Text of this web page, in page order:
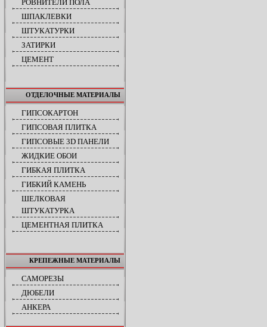
РОВНИТЕЛИ ПОЛА
ШПАКЛЕВКИ
ШТУКАТУРКИ
ЗАТИРКИ
ЦЕМЕНТ
ОТДЕЛОЧНЫЕ МАТЕРИАЛЫ
ГИПСОКАРТОН
ГИПСОВАЯ ПЛИТКА
ГИПСОВЫЕ 3D ПАНЕЛИ
ЖИДКИЕ ОБОИ
ГИБКАЯ ПЛИТКА
ГИБКИЙ КАМЕНЬ
ШЕЛКОВАЯ
ШТУКАТУРКА
ЦЕМЕНТНАЯ ПЛИТКА
КРЕПЕЖНЫЕ МАТЕРИАЛЫ
САМОРЕЗЫ
ДЮБЕЛИ
АНКЕРА